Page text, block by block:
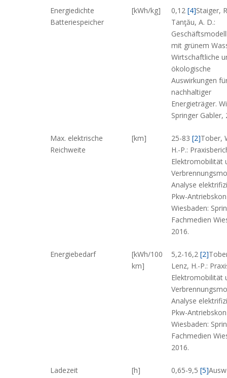
Energiedichte
Batteriespeicher
[kWh/kg] 0,12 [4]Staiger,
Tanţău, A. D.:
mit grünem
Wirtschaftliche
ökologische
Auswirkungen
nachhaltiger
Energieträger.
Springer Gabler,
Max. elektrische
Reichweite
[km] 25-83 [2]Tober,
H.-P.:
Elektromobilität
Analyse
Pkw-
Wiesbaden:
Fachmedien
2016.
Energiebedarf
[kWh/100
km]
5,2-16,2 [2]
Lenz, H.-P.:
Elektromobilität
Analyse
Pkw-
Wiesbaden:
Fachmedien
2016.
Ladezeit [h] 0,65-9,5 [5]